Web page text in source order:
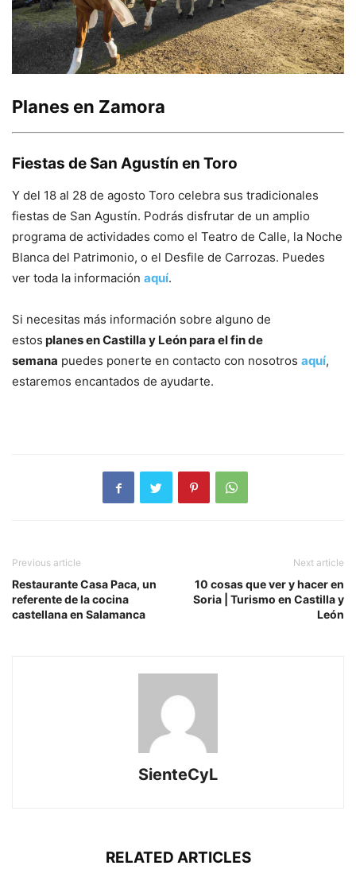
Planes en Zamora
Fiestas de San Agustín en Toro
Y del 18 al 28 de agosto Toro celebra sus tradicionales
fiestas de San Agustín. Podrás disfrutar de un amplio
programa de actividades como el Teatro de Calle, la Noche
Blanca del Patrimonio, o el Desfile de Carrozas. Puedes
ver toda la información aquí.
Si necesitas más información sobre alguno de
estos planes en Castilla y León para el fin de
semana puedes ponerte en contacto con nosotros aquí,
estaremos encantados de ayudarte.
Previous article
Restaurante Casa Paca, un
referente de la cocina
castellana en Salamanca
Next article
10 cosas que ver y hacer en
Soria | Turismo en Castilla y
León
SienteCyL
RELATED ARTICLES